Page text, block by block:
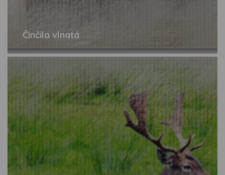
Činčila vlnatá